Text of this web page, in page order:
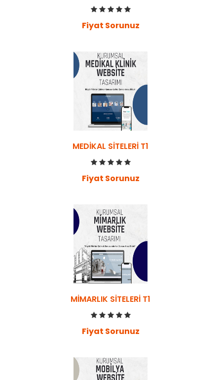
Fiyat Sorunuz
MEDIKAL SITELERI T1
Fiyat Sorunuz
MIMARLIK SITELERI T1
Fiyat Sorunuz